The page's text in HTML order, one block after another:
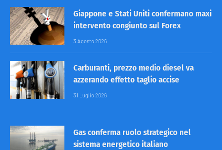
Giappone e Stati Uniti confermano maxi
intervento congiunto sul Forex
3 Agosto 2026
Carburanti, prezzo medio diesel va
azzerando effetto taglio accise
31 Luglio 2026
Gas conferma ruolo strategico nel
sistema energetico italiano